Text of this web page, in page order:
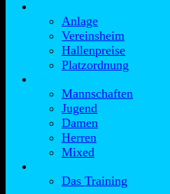
Anlage
Vereinsheim
Hallenpreise
Platzordnung
Mannschaften
Jugend
Damen
Herren
Mixed
Das Training